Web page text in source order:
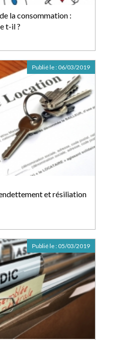
la consommation :
t-il ?
et résiliation
Publié le : 06/03/2019
Publié le : 05/03/2019